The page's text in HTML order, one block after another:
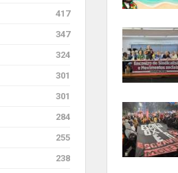
417
347
324
301
301
284
255
238